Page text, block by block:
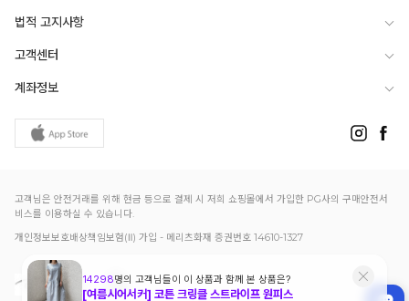
법적 고지사항
고객센터
계좌정보
고객님은 안전거래를 위해 현금 등으로 결제 시 저희 쇼핑몰에서 가입한 PG사의 구매안전서
비스를 이용하실 수 있습니다.
개인정보보호배상책임보험(Ⅱ) 가입 - 메리츠화재 증권번호 14610-1327